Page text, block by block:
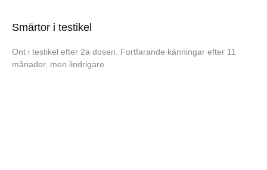
Smärtor i testikel
Ont i testikel efter 2a dosen. Fortfarande känningar efter 11
månader, men lindrigare.